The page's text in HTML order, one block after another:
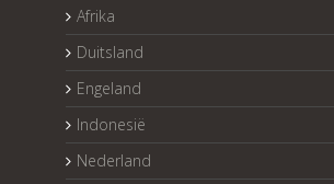
Afrika
Duitsland
Engeland
Indonesië
Nederland